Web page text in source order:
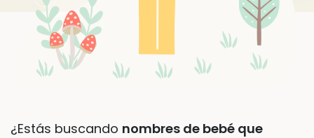
¿Estás buscando nombres de bebé que